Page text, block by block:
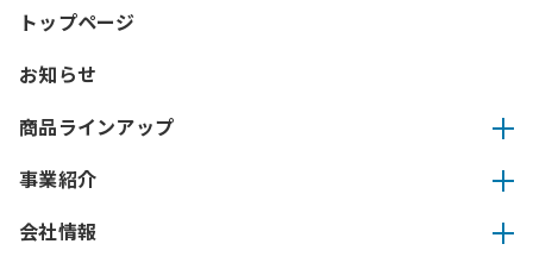
トップページ
お知らせ
商品ラインアップ
事業紹介
会社情報